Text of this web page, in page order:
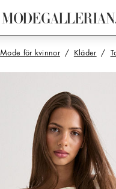
MODEGALLERIAN
Mode för kvinnor Kläder